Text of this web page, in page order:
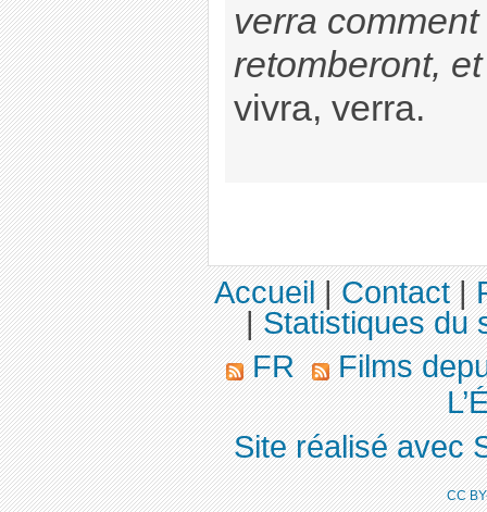
verra
retomberont,
vivra, verra.
Accueil|Contact|
|Statistiques du
FR
Films
Site réalisé avec
CC